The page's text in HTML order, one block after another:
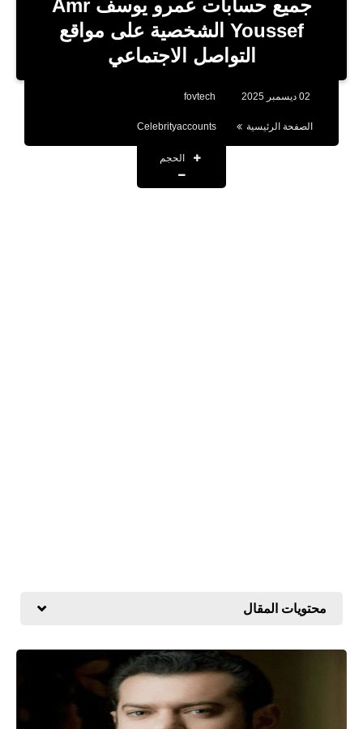
تطبيقات
أقوال وحكم
صحة
حسابات المشاهير
جميع حسابات عمرو يوسف Amr
Youssef الشخصية على مواقع
التواصل الاجتماعي
fovtech
الصفحة الرئيسية Celebrityaccounts
الحجم
محتويات المقال